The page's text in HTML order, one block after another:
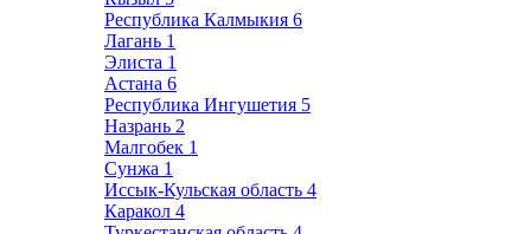
Республика Калмыкия 6
Лагань 1
Элиста 1
Астана 6
Республика Ингушетия 5
Назрань 2
Малгобек 1
Сунжа 1
Иссык-Кульская область 4
Каракол 4